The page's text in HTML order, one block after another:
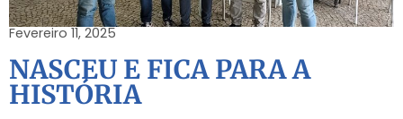
Fevereiro 11, 2025
NASCEU E FICA PARA A
HISTÓRIA